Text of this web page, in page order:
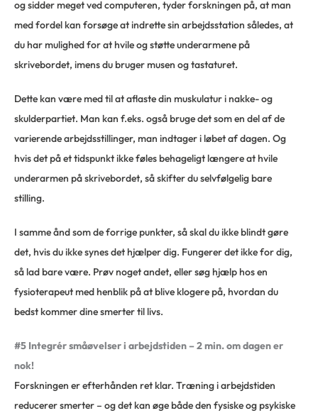
og sidder meget ved computeren, tyder forskningen på, at man
med fordel kan forsøge at indrette sin arbejdsstation således, at
du har mulighed for at hvile og støtte underarmene på
skrivebordet, imens du bruger musen og tastaturet.
Dette kan være med til at aflaste din muskulatur i nakke- og
skulderpartiet. Man kan f.eks. også bruge det som en del af de
varierende arbejdsstillinger, man indtager i løbet af dagen. Og
hvis det på et tidspunkt ikke føles behageligt længere at hvile
underarmen på skrivebordet, så skifter du selvfølgelig bare
stilling.
I samme ånd som de forrige punkter, så skal du ikke blindt gøre
det, hvis du ikke synes det hjælper dig. Fungerer det ikke for dig,
så lad bare være. Prøv noget andet, eller søg hjælp hos en
fysioterapeut med henblik på at blive klogere på, hvordan du
bedst kommer dine smerter til livs.
#5 Integrér småøvelser i arbejdstiden – 2 min. om dagen er
nok!
Forskningen er efterhånden ret klar. Træning i arbejdstiden
reducerer smerter – og det kan øge både den fysiske og psykiske